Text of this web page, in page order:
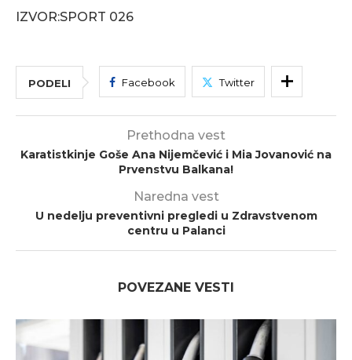
IZVOR:SPORT 026
PODELI Facebook Twitter
Prethodna vest
Karatistkinje Goše Ana Nijemčević i Mia Jovanović na
Prvenstvu Balkana!
Naredna vest
U nedelju preventivni pregledi u Zdravstvenom
centru u Palanci
POVEZANE VESTI